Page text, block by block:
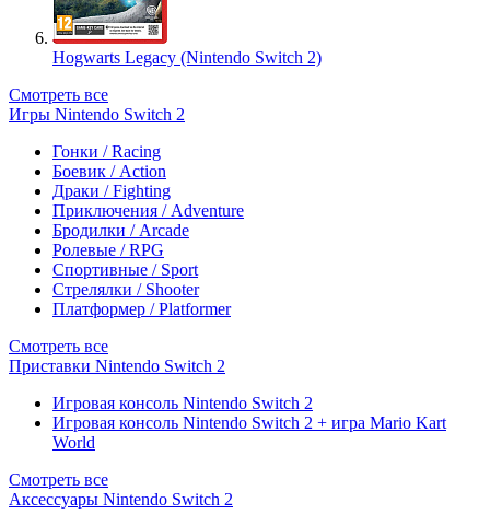
Hogwarts Legacy (Nintendo Switch 2)
Смотреть все
Игры Nintendo Switch 2
Гонки / Racing
Боевик / Action
Драки / Fighting
Приключения / Adventure
Бродилки / Arcade
Ролевые / RPG
Спортивные / Sport
Стрелялки / Shooter
Платформер / Platformer
Смотреть все
Приставки Nintendo Switch 2
Игровая консоль Nintendo Switch 2
Игровая консоль Nintendo Switch 2 + игра Mario Kart
World
Смотреть все
Аксессуары Nintendo Switch 2